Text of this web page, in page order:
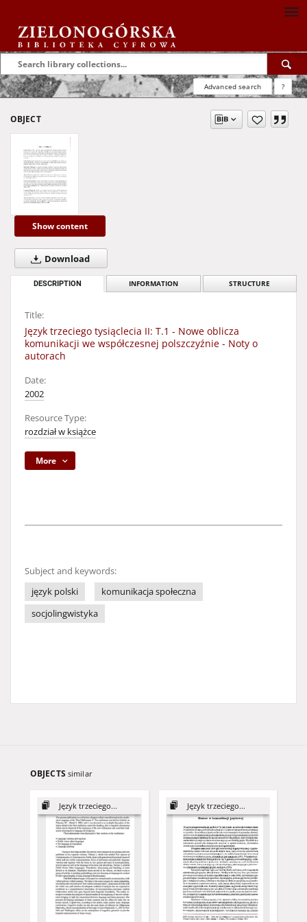
Advanced search ?
OBJECT
Show content
Download
DESCRIPTION INFORMATION STRUCTURE
Title:
Język trzeciego tysiąclecia II: T.1 - Nowe oblicza
komunikacji we współczesnej polszczyźnie - Noty o
autorach
Date:
2002
Resource Type:
rozdział w książce
More
Subject and keywords:
język polski
komunikacja społeczna
socjolingwistyka
OBJECTS similar
Język trzeciego... Język trzeciego...